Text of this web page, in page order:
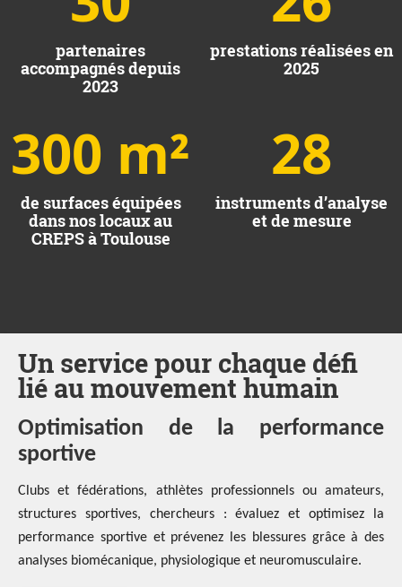
partenaires
accompagnés depuis
2023
prestations réalisées en
2025
300 m²
de surfaces équipées
dans nos locaux au
CREPS à Toulouse
28
instruments d’analyse
et de mesure
Un service pour chaque défi
lié au mouvement humain
Optimisation de la performance
sportive
Clubs et fédérations, athlètes professionnels ou amateurs,
structures sportives, chercheurs : évaluez et optimisez la
performance sportive et prévenez les blessures grâce à des
analyses biomécanique, physiologique et neuromusculaire.